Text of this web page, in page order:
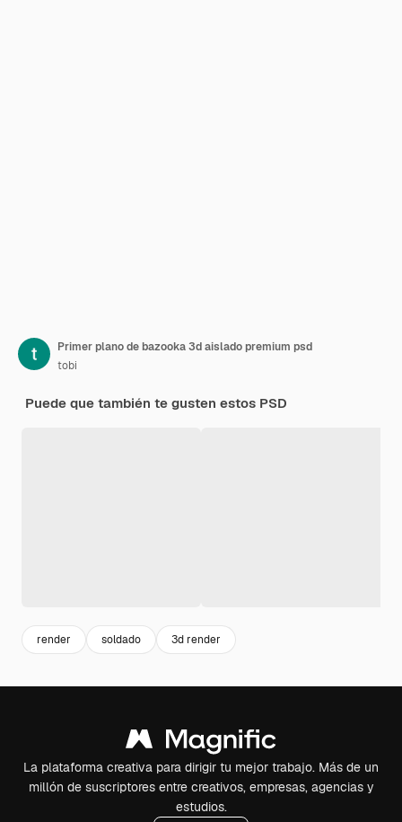
Primer plano de bazooka 3d aislado premium psd
tobi
Puede que también te gusten estos PSD
render soldado 3d render
La plataforma creativa para dirigir tu mejor trabajo. Más de un
millón de suscriptores entre creativos, empresas, agencias y
estudios.